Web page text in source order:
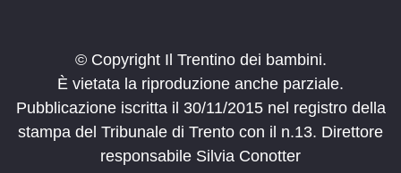
© Copyright Il Trentino dei bambini.
È vietata la riproduzione anche parziale.
Pubblicazione iscritta il 30/11/2015 nel registro della
stampa del Tribunale di Trento con il n.13. Direttore
responsabile Silvia Conotter